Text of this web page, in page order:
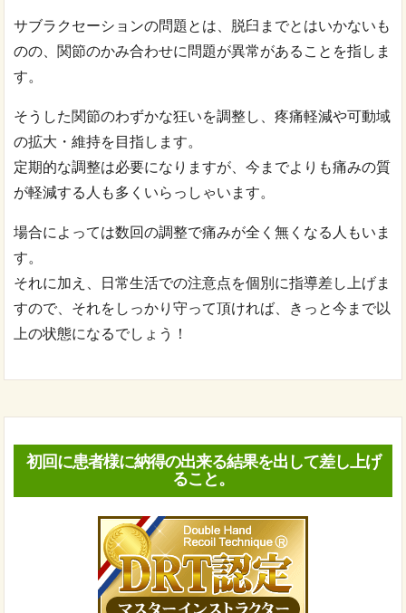
サブラクセーションの問題とは、脱臼までとはいかないも
のの、関節のかみ合わせに問題が異常があることを指しま
す。
そうした関節のわずかな狂いを調整し、疼痛軽減や可動域
の拡大・維持を目指します。
定期的な調整は必要になりますが、今までよりも痛みの質
が軽減する人も多くいらっしゃいます。
場合によっては数回の調整で痛みが全く無くなる人もいま
す。
それに加え、日常生活での注意点を個別に指導差し上げま
すので、それをしっかり守って頂ければ、きっと今まで以
上の状態になるでしょう！
初回に患者様に納得の出来る結果を出して差し上げ
ること。